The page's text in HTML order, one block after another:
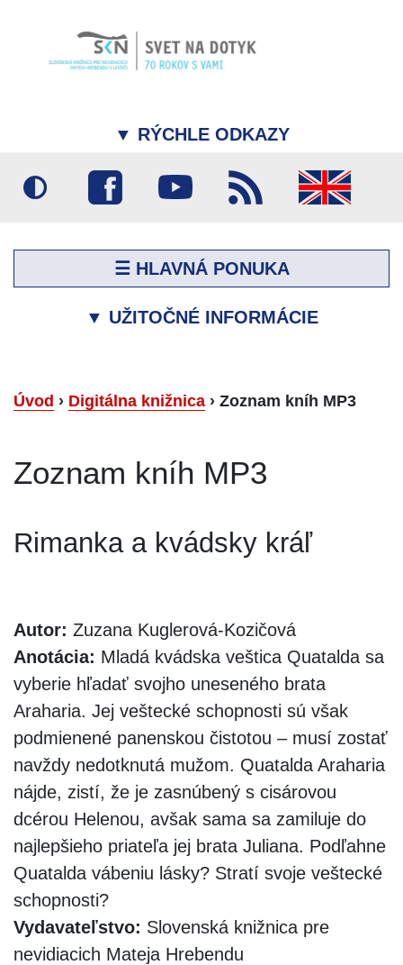
▼ RÝCHLE ODKAZY
☰ HLAVNÁ PONUKA
▼ UŽITOČNÉ INFORMÁCIE
Úvod › Digitálna knižnica › Zoznam kníh MP3
Zoznam kníh MP3
Rimanka a kvádsky kráľ
Autor: Zuzana Kuglerová-Kozičová
Anotácia: Mladá kvádska veštica Quatalda sa
vyberie hľadať svojho uneseného brata
Araharia. Jej veštecké schopnosti sú však
podmienené panenskou čistotou – musí zostať
navždy nedotknutá mužom. Quatalda Araharia
nájde, zistí, že je zasnúbený s cisárovou
dcérou Helenou, avšak sama sa zamiluje do
najlepšieho priateľa jej brata Juliana. Podľahne
Quatalda vábeniu lásky? Stratí svoje veštecké
schopnosti?
Vydavateľstvo: Slovenská knižnica pre
nevidiacich Mateja Hrebendu